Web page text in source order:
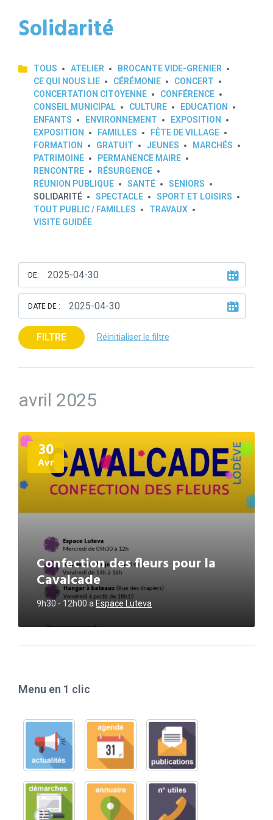
Solidarité
TOUS ATELIER
BROCANTE VIDE-GRENIER
CE QUI NOUS LIE
CÉRÉMONIE
CONCERT
CONCERTATION CITOYENNE
CONFÉRENCE
CONSEIL MUNICIPAL
CULTURE
EDUCATION
ENFANTS
ENVIRONNEMENT
EXPOSITION
EXPOSITION
FAMILLES
FÊTE DE VILLAGE
FORMATION
GRATUIT JEUNES
MARCHÉS
PATRIMOINE
PERMANENCE MAIRE
RENCONTRE
RÉSURGENCE
RÉUNION PUBLIQUE
SANTÉ
SENIORS
SOLIDARITÉ
SPECTACLE
SPORT ET LOISIRS
TOUT PUBLIC / FAMILLES
TRAVAUX
VISITE GUIDÉE
DE:
DATE DE :
FILTRE Réinitialiser le filtre
avril 2025
30
Avr
Confection des fleurs pour la
Cavalcade
9h30 - 12h00 a Espace Luteva
Plus
d'informations
Menu en 1 clic